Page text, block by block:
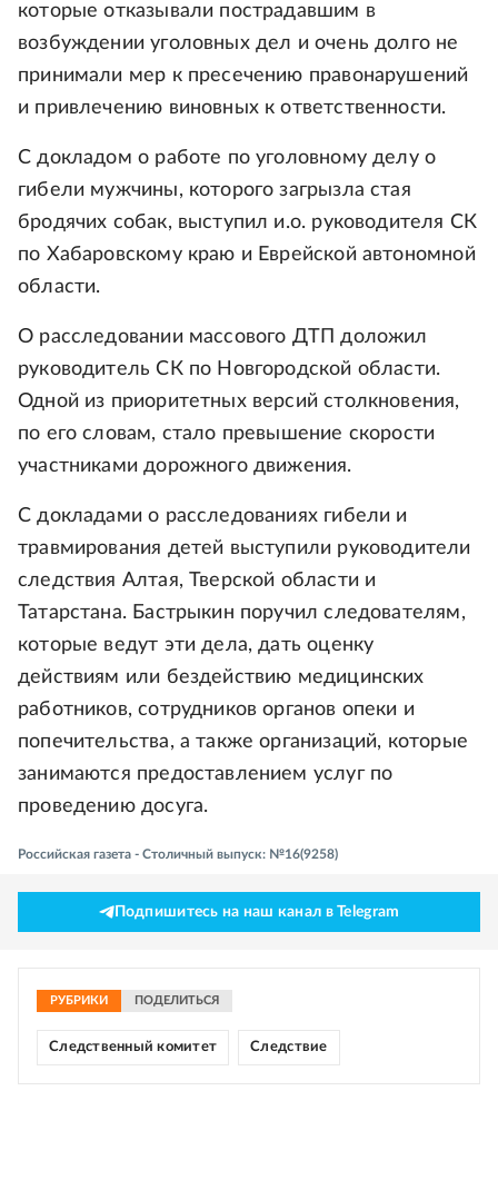
которые отказывали пострадавшим в
возбуждении уголовных дел и очень долго не
принимали мер к пресечению правонарушений
и привлечению виновных к ответственности.
С докладом о работе по уголовному делу о
гибели мужчины, которого загрызла стая
бродячих собак, выступил и.о. руководителя СК
по Хабаровскому краю и Еврейской автономной
области.
О расследовании массового ДТП доложил
руководитель СК по Новгородской области.
Одной из приоритетных версий столкновения,
по его словам, стало превышение скорости
участниками дорожного движения.
С докладами о расследованиях гибели и
травмирования детей выступили руководители
следствия Алтая, Тверской области и
Татарстана. Бастрыкин поручил следователям,
которые ведут эти дела, дать оценку
действиям или бездействию медицинских
работников, сотрудников органов опеки и
попечительства, а также организаций, которые
занимаются предоставлением услуг по
проведению досуга.
Российская газета - Столичный выпуск: №16(9258)
Подпишитесь на наш канал в Telegram
РУБРИКИ ПОДЕЛИТЬСЯ
Следственный комитет Следствие